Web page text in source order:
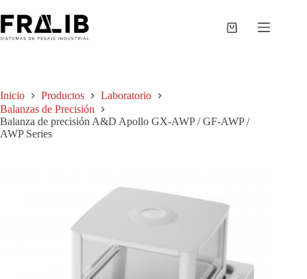
al
contenido
Shopping
Inicio Productos
Laboratorio
Balanzas de Precisión
Balanza de precisión A&D Apollo GX-AWP / GF-AWP /
AWP Series